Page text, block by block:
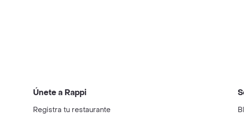
Únete a Rappi
Registra tu restaurante